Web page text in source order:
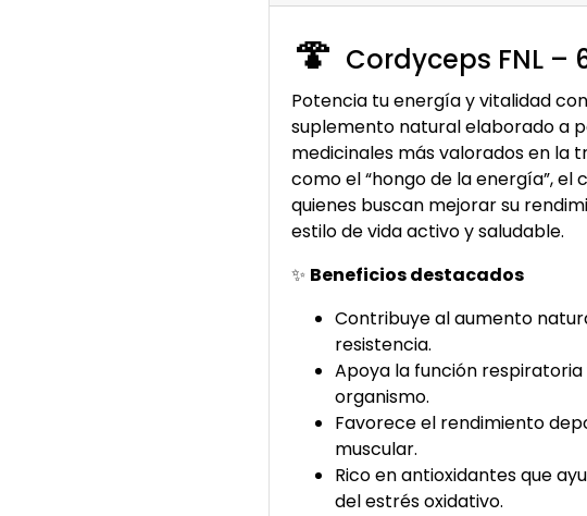
🍄 Cordyceps FNL –
Potencia tu energía y vitalidad con
suplemento natural elaborado a
medicinales más valorados en la
como el “hongo de la energía”, el
quienes buscan mejorar su
estilo de vida activo y saludable.
✨ Beneficios destacados
Contribuye al aumento
resistencia.
Apoya la función
organismo.
Favorece el rendimiento
muscular.
Rico en antioxidantes que
del estrés oxidativo.